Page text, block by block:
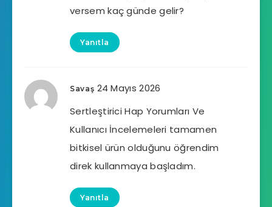
versem kaç günde gelir?
Yanıtla
Savaş 24 Mayıs 2026
Sertleştirici Hap Yorumları Ve
Kullanıcı İncelemeleri tamamen
bitkisel ürün olduğunu öğrendim
direk kullanmaya başladım.
Yanıtla